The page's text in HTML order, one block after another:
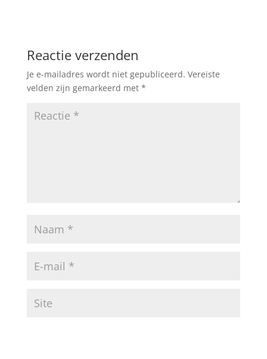
Reactie verzenden
Je e-mailadres wordt niet gepubliceerd. Vereiste
velden zijn gemarkeerd met *